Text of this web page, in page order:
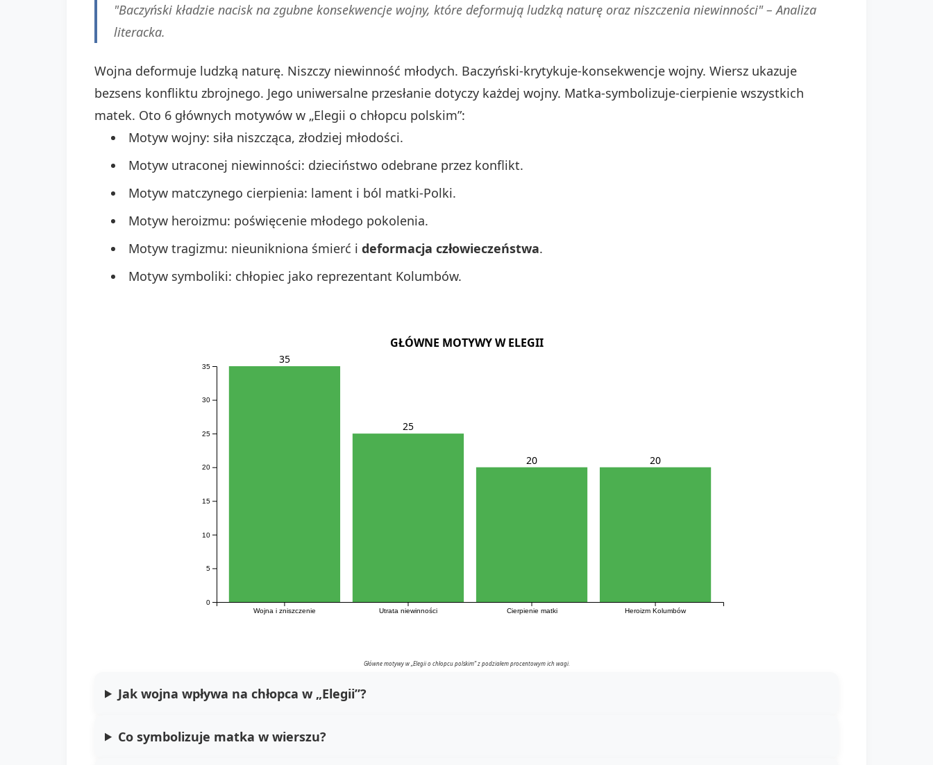
"Baczyński kładzie nacisk na zgubne konsekwencje wojny, które deformują ludzką naturę oraz niszczenia niewinności" – Analiza
literacka.
Wojna deformuje ludzką naturę. Niszczy niewinność młodych. Baczyński-krytykuje-konsekwencje wojny. Wiersz ukazuje
bezsens konfliktu zbrojnego. Jego uniwersalne przesłanie dotyczy każdej wojny. Matka-symbolizuje-cierpienie wszystkich
matek. Oto 6 głównych motywów w „Elegii o chłopcu polskim”:
Motyw wojny: siła niszcząca, złodziej młodości.
Motyw utraconej niewinności: dzieciństwo odebrane przez konflikt.
Motyw matczynego cierpienia: lament i ból matki-Polki.
Motyw heroizmu: poświęcenie młodego pokolenia.
Motyw tragizmu: nieunikniona śmierć i deformacja człowieczeństwa.
Motyw symboliki: chłopiec jako reprezentant Kolumbów.
GŁÓWNE MOTYWY W ELEGII
Wojna i zniszczenie Utrata niewinności Cierpienie matki Heroizm Kolumbów
0
5
10
15
20
25
30
35
35
25
20 20
Główne motywy w „Elegii o chłopcu polskim” z podziałem procentowym ich wagi.
Jak wojna wpływa na chłopca w „Elegii”?
Co symbolizuje matka w wierszu?